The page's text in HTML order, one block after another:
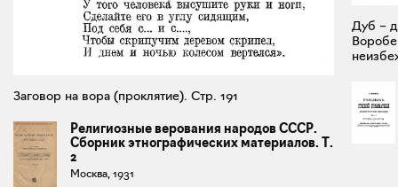
Заговор на вора (проклятие). Стр. 191
Религиозные верования народов СССР.
Сборник этнографических материалов. Т.
2
Москва, 1931
Дуб –